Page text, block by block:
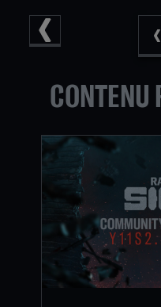
CONTENU